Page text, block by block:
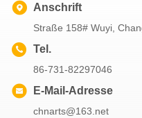
Anschrift
Straße 158# Wuyi,
Tel.
86-731-82297046
E-Mail-Adresse
chnarts@163.net